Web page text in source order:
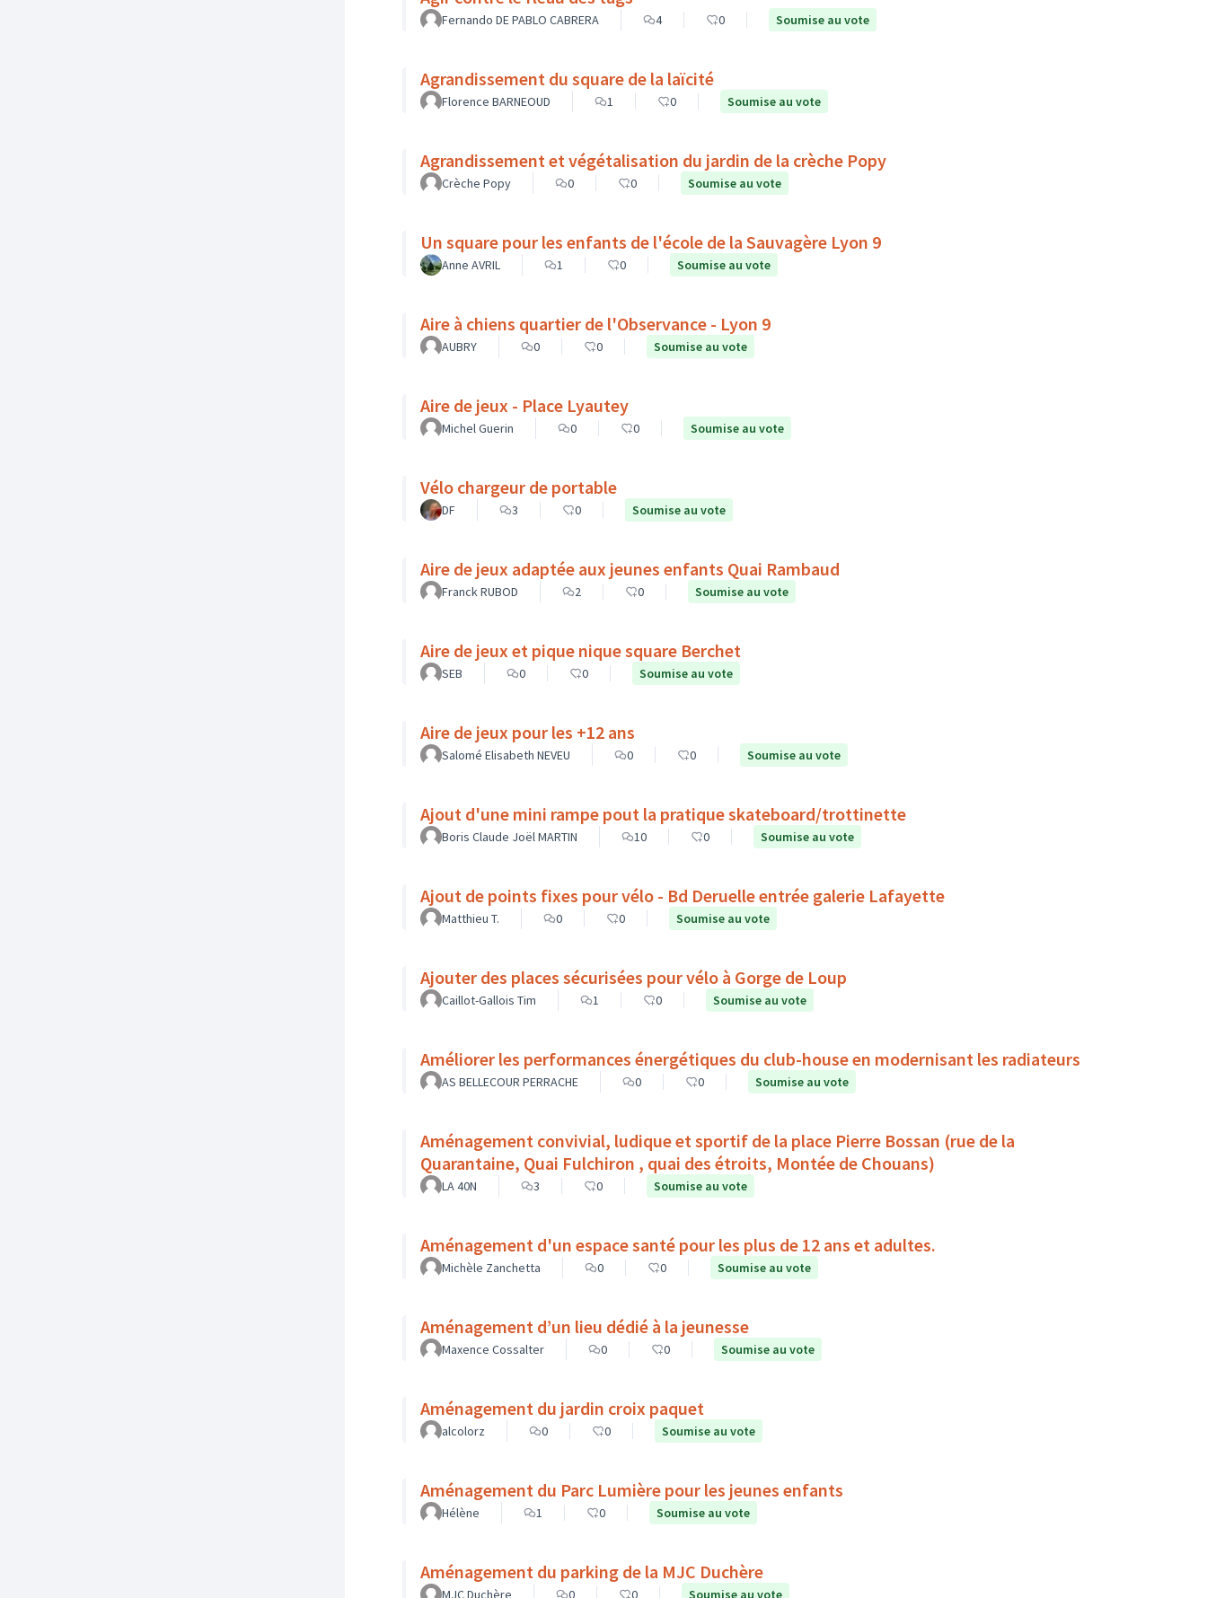
Fernando DE PABLO CABRERA 4 0 Soumise au vote
Agrandissement du square de la laïcité
Florence BARNEOUD 1 0 Soumise au vote
Agrandissement et végétalisation du jardin de la crèche Popy
Crèche Popy 0 0 Soumise au vote
Un square pour les enfants de l'école de la Sauvagère Lyon 9
Anne AVRIL 1 0 Soumise au vote
Aire à chiens quartier de l'Observance - Lyon 9
AUBRY 0 0 Soumise au vote
Aire de jeux - Place Lyautey
Michel Guerin 0 0 Soumise au vote
Vélo chargeur de portable
DF 3 0 Soumise au vote
Aire de jeux adaptée aux jeunes enfants Quai Rambaud
Franck RUBOD 2 0 Soumise au vote
Aire de jeux et pique nique square Berchet
SEB 0 0 Soumise au vote
Aire de jeux pour les +12 ans
Salomé Elisabeth NEVEU 0 0 Soumise au vote
Ajout d'une mini rampe pout la pratique skateboard/trottinette
Boris Claude Joël MARTIN 10 0 Soumise au vote
Ajout de points fixes pour vélo - Bd Deruelle entrée galerie Lafayette
Matthieu T. 0 0 Soumise au vote
Ajouter des places sécurisées pour vélo à Gorge de Loup
Caillot-Gallois Tim 1 0 Soumise au vote
Améliorer les performances énergétiques du club-house en modernisant les radiateurs
AS BELLECOUR PERRACHE 0 0 Soumise au vote
Aménagement convivial, ludique et sportif de la place Pierre Bossan (rue de la
Quarantaine, Quai Fulchiron , quai des étroits, Montée de Chouans)
LA 40N 3 0 Soumise au vote
Aménagement d'un espace santé pour les plus de 12 ans et adultes.
Michèle Zanchetta 0 0 Soumise au vote
Aménagement d’un lieu dédié à la jeunesse
Maxence Cossalter 0 0 Soumise au vote
Aménagement du jardin croix paquet
alcolorz 0 0 Soumise au vote
Aménagement du Parc Lumière pour les jeunes enfants
Hélène 1 0 Soumise au vote
Aménagement du parking de la MJC Duchère
MJC Duchère 0 0 Soumise au vote